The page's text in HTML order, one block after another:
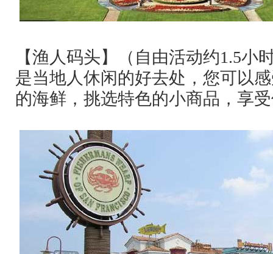
【渔人码头】（自由活动约1.5小
是当地人休闲的好去处，您可以
的海鲜，挑选特色的小商品，享